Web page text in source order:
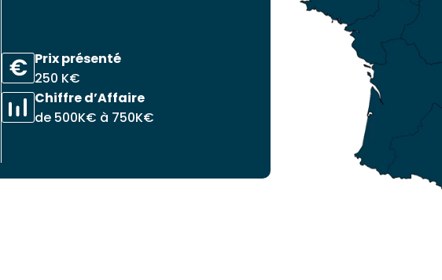
Prix présenté
250 K€
Chiffre d’Affaire
de 500K€ à 750K€